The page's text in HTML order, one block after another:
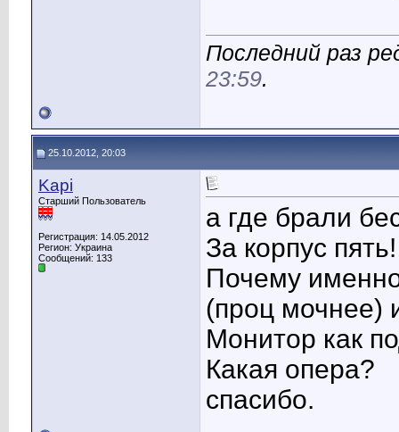
Последний раз
23:59.
25.10.2012, 20:03
Kapi
Старший Пользователь
Регистрация: 14.05.2012
Регион: Украина
Сообщений: 133
а где брали
За корпус
Почему
(проц мочнее)
Монитор как
Какая опера?
спасибо.